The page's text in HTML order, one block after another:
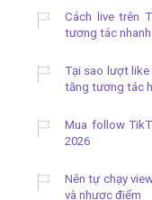
Cách live trên
tương tác nhanh
Tại sao lượt like
tăng tương tác
Mua follow
2026
Nên tự chạy
và nhược điểm